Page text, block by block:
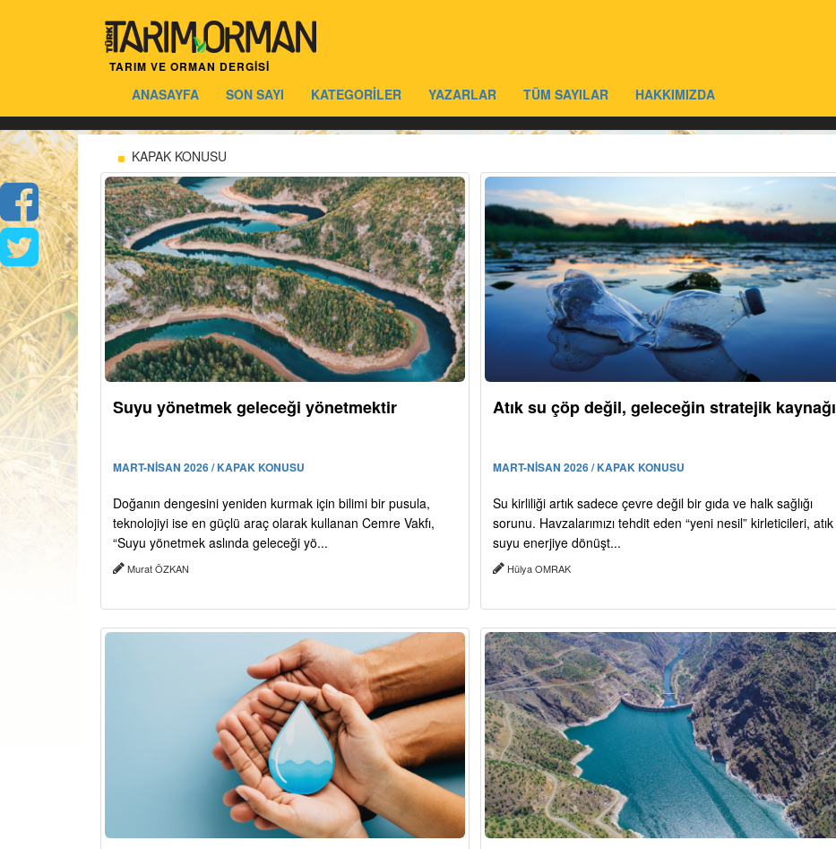
TARIM VE ORMAN DERGİSİ
ANASAYFA SON SAYI KATEGORİLER YAZARLAR TÜM SAYILAR HAKKIMIZDA
KAPAK KONUSU
Suyu yönetmek geleceği yönetmektir
MART-NİSAN 2026 / KAPAK KONUSU
Doğanın dengesini yeniden kurmak için bilimi bir pusula,
teknolojiyi ise en güçlü araç olarak kullanan Cemre Vakfı,
“Suyu yönetmek aslında geleceği yö...
Murat ÖZKAN
Atık su çöp değil, geleceğin stratejik kaynağı
MART-NİSAN 2026 / KAPAK KONUSU
Su kirliliği artık sadece çevre değil bir gıda ve halk sağlığı
sorunu. Havzalarımızı tehdit eden “yeni nesil” kirleticileri, atık
suyu enerjiye dönüşt...
Hülya OMRAK